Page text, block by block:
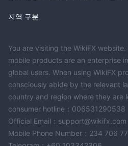
지역 구분
You are visiting the WikiFX
mobile products are an enterprise
global users. When using WikiFX
consciously abide by the relevant
country and region where they are
consumer hotline：006531290538
Official Email：support@wikifx.com
Mobile Phone Number：234 706